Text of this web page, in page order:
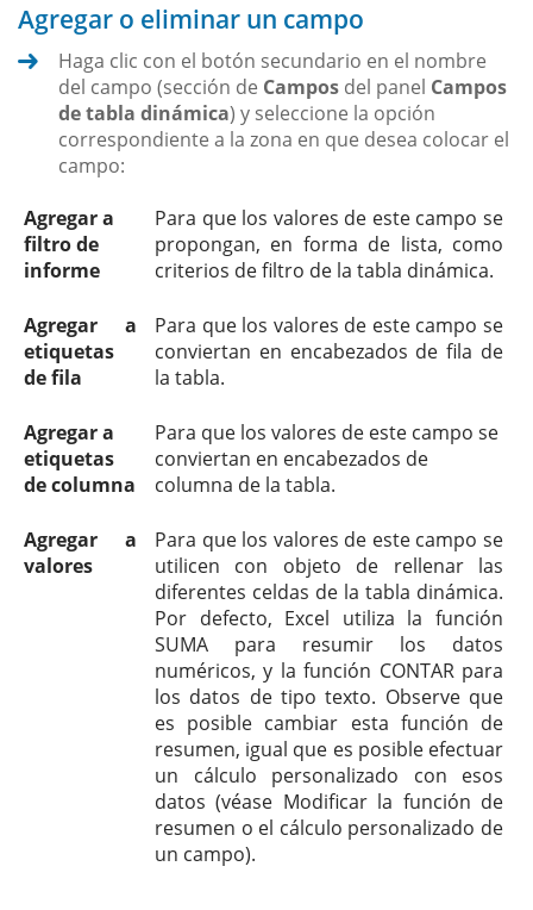
Agregar o eliminar un campo
Haga clic con el botón secundario en el nombre
del campo (sección de Campos del panel Campos
de tabla dinámica) y seleccione la opción
correspondiente a la zona en que desea colocar el
campo:
Agregar a
filtro de
informe
Para que los valores de este campo se
propongan, en forma de lista, como
criterios de filtro de la tabla dinámica.
Agregar a
etiquetas
de fila
Para que los valores de este campo se
conviertan en encabezados de fila de
la tabla.
Agregar a
etiquetas
de columna
Para que los valores de este campo se
conviertan en encabezados de
columna de la tabla.
Agregar a
valores
Para que los valores de este campo se
utilicen con objeto de rellenar las
diferentes celdas de la tabla dinámica.
Por defecto, Excel utiliza la función
SUMA para resumir los datos
numéricos, y la función CONTAR para
los datos de tipo texto. Observe que
es posible cambiar esta función de
resumen, igual que es posible efectuar
un cálculo personalizado con esos
datos (véase Modificar la función de
resumen o el cálculo personalizado de
un campo).